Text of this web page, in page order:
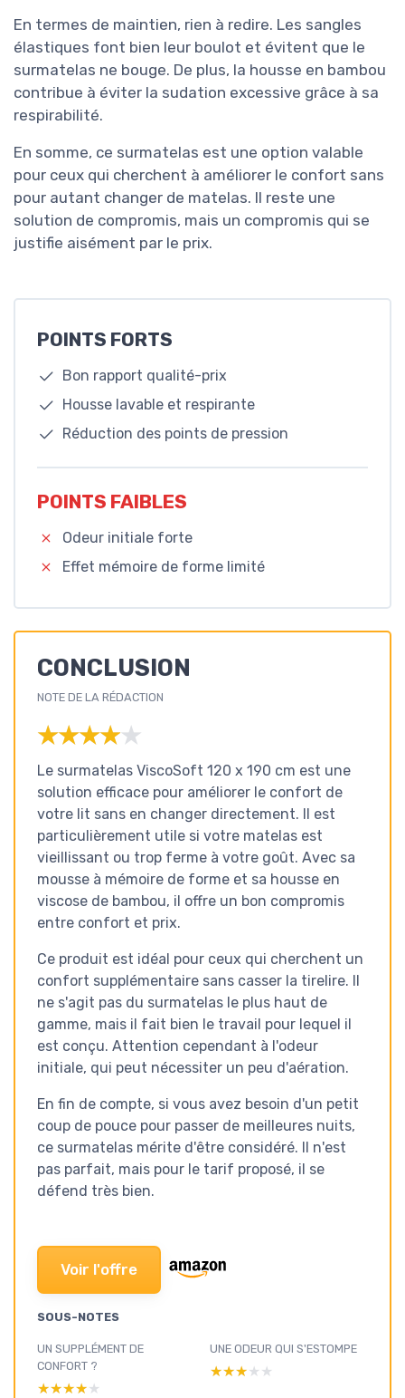
En termes de maintien, rien à redire. Les sangles
élastiques font bien leur boulot et évitent que le
surmatelas ne bouge. De plus, la housse en bambou
contribue à éviter la sudation excessive grâce à sa
respirabilité.
En somme, ce surmatelas est une option valable
pour ceux qui cherchent à améliorer le confort sans
pour autant changer de matelas. Il reste une
solution de compromis, mais un compromis qui se
justifie aisément par le prix.
POINTS FORTS
Bon rapport qualité-prix
Housse lavable et respirante
Réduction des points de pression
POINTS FAIBLES
Odeur initiale forte
Effet mémoire de forme limité
CONCLUSION
NOTE DE LA RÉDACTION
★★★★★
★★★★★
Le surmatelas ViscoSoft 120 x 190 cm est une
solution efficace pour améliorer le confort de
votre lit sans en changer directement. Il est
particulièrement utile si votre matelas est
vieillissant ou trop ferme à votre goût. Avec sa
mousse à mémoire de forme et sa housse en
viscose de bambou, il offre un bon compromis
entre confort et prix.
Ce produit est idéal pour ceux qui cherchent un
confort supplémentaire sans casser la tirelire. Il
ne s'agit pas du surmatelas le plus haut de
gamme, mais il fait bien le travail pour lequel il
est conçu. Attention cependant à l'odeur
initiale, qui peut nécessiter un peu d'aération.
En fin de compte, si vous avez besoin d'un petit
coup de pouce pour passer de meilleures nuits,
ce surmatelas mérite d'être considéré. Il n'est
pas parfait, mais pour le tarif proposé, il se
défend très bien.
Voir l'offre
SOUS-NOTES
UN SUPPLÉMENT DE
CONFORT ?
★★★★★
★★★★★
UNE ODEUR QUI S'ESTOMPE
★★★★★
★★★★★